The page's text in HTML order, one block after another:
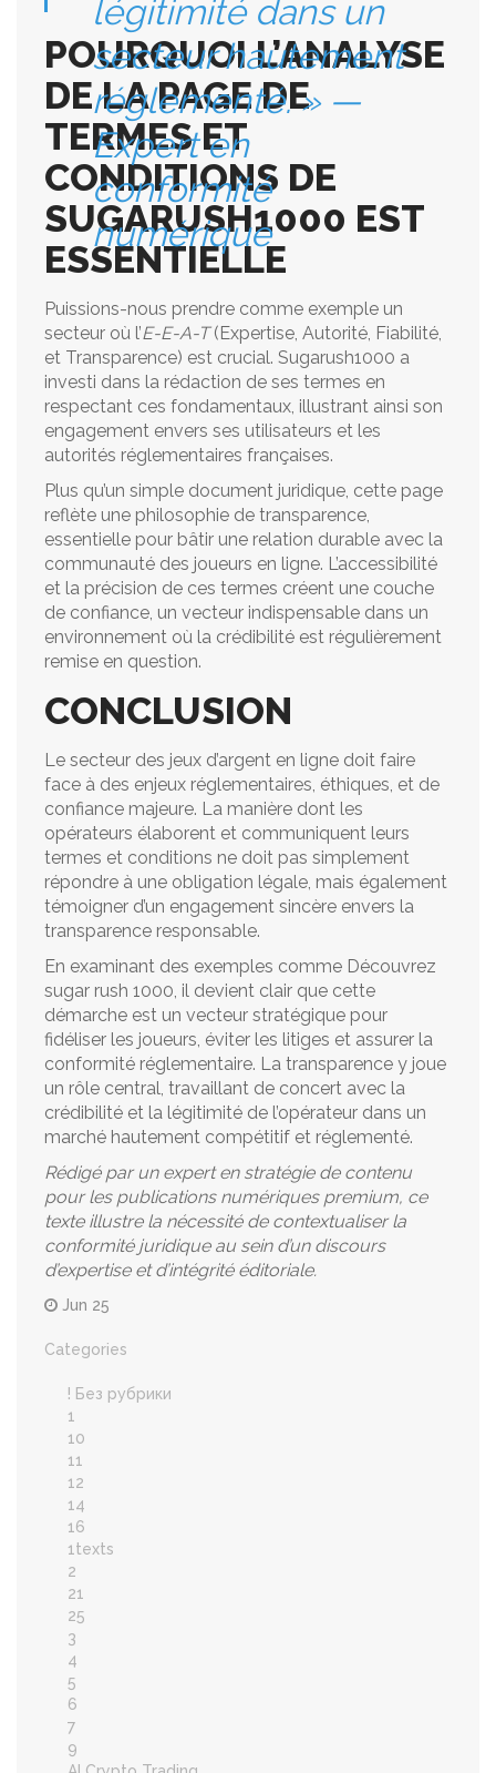
légitimité dans un
secteur hautement
réglementé. » —
Expert en
conformité
numérique
POURQUOI L’ANALYSE
DE LA PAGE DE
TERMES ET
CONDITIONS DE
SUGARUSH1000 EST
ESSENTIELLE
Puissions-nous prendre comme exemple un
secteur où l’E-E-A-T(Expertise, Autorité, Fiabilité,
et Transparence) est crucial. Sugarush1000 a
investi dans la rédaction de ses termes en
respectant ces fondamentaux, illustrant ainsi son
engagement envers ses utilisateurs et les
autorités réglementaires françaises.
Plus qu’un simple document juridique, cette page
reflète une philosophie de transparence,
essentielle pour bâtir une relation durable avec la
communauté des joueurs en ligne. L’accessibilité
et la précision de ces termes créent une couche
de confiance, un vecteur indispensable dans un
environnement où la crédibilité est régulièrement
remise en question.
CONCLUSION
Le secteur des jeux d’argent en ligne doit faire
face à des enjeux réglementaires, éthiques, et de
confiance majeure. La manière dont les
opérateurs élaborent et communiquent leurs
termes et conditions ne doit pas simplement
répondre à une obligation légale, mais également
témoigner d’un engagement sincère envers la
transparence responsable.
En examinant des exemples comme Découvrez
sugar rush 1000, il devient clair que cette
démarche est un vecteur stratégique pour
fidéliser les joueurs, éviter les litiges et assurer la
conformité réglementaire. La transparence y joue
un rôle central, travaillant de concert avec la
crédibilité et la légitimité de l’opérateur dans un
marché hautement compétitif et réglementé.
Rédigé par un expert en stratégie de contenu
pour les publications numériques premium, ce
texte illustre la nécessité de contextualiser la
conformité juridique au sein d’un discours
d’expertise et d’intégrité éditoriale.
Jun 25
Categories
! Без рубрики
1
10
11
12
14
16
1texts
2
21
25
3
4
5
6
7
9